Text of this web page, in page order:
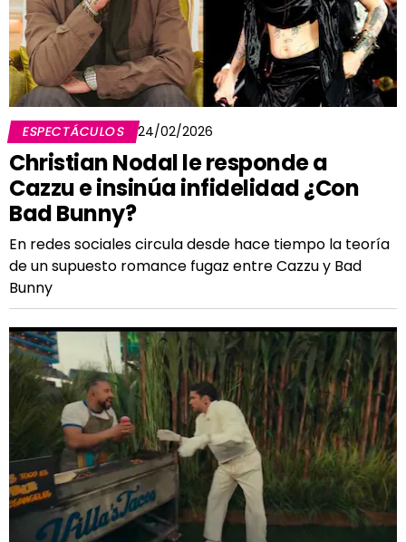
ESPECTÁCULOS 24/02/2026
Christian Nodal le responde a
Cazzu e insinúa infidelidad ¿Con
Bad Bunny?
En redes sociales circula desde hace tiempo la teoría
de un supuesto romance fugaz entre Cazzu y Bad
Bunny